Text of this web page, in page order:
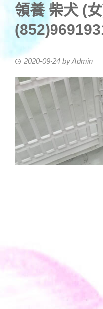
領養 柴犬 (
2020-09-24 byAdmin